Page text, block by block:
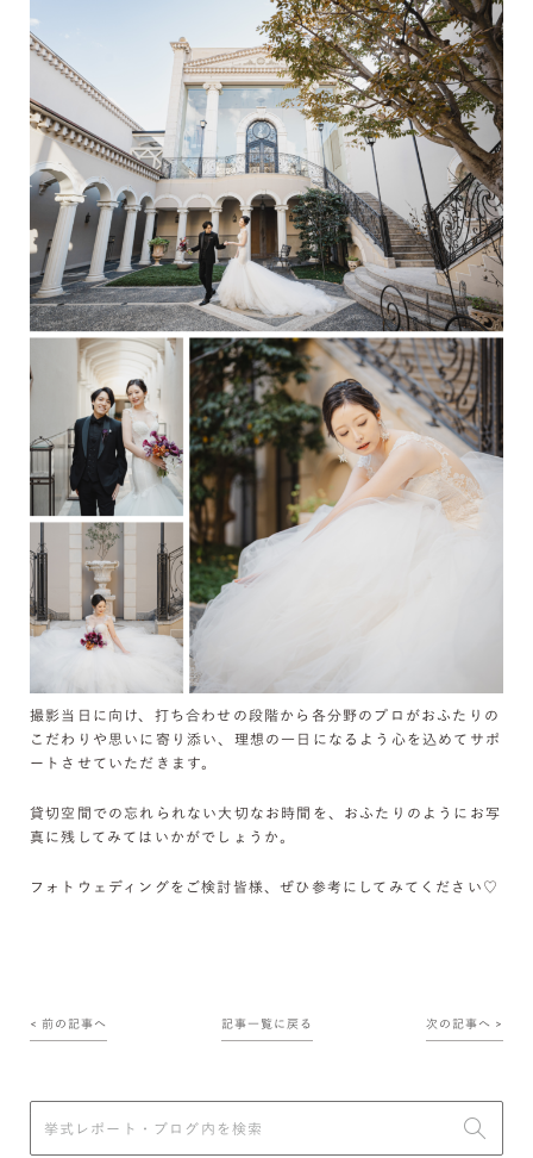
撮影当日に向け、打ち合わせの段階から各分野のプロがおふたりの
こだわりや思いに寄り添い、理想の一日になるよう心を込めてサポ
ートさせていただきます。
貸切空間での忘れられない大切なお時間を、おふたりのようにお写
真に残してみてはいかがでしょうか。
フォトウェディングをご検討皆様、ぜひ参考にしてみてください♡
< 前の記事へ 記事一覧に戻る 次の記事へ >